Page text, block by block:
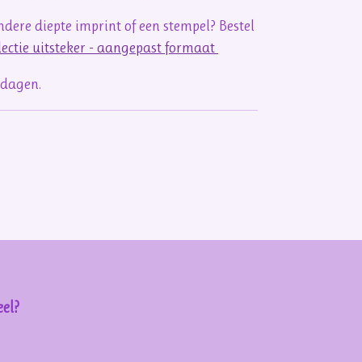
diepte imprint of een stempel? Bestel
uitsteker - aangepast formaat